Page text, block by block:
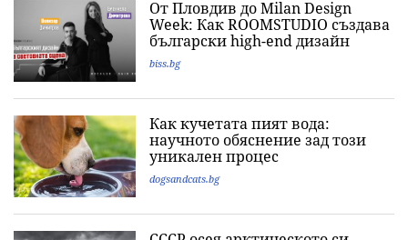
От Пловдив до Milan Design
Week: Как ROOMSTUDIO създава
български high-end дизайн
biss.bg
Как кучетата пият вода:
научното обяснение зад този
уникален процес
dogsandcats.bg